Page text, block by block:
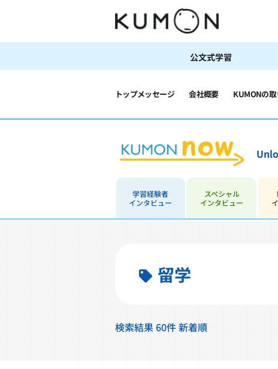
公文式学習
トップメッセージ 会社概要 KUMONの取
学習経験者
インタビュー
スペシャル
インタビュー
留学
検索結果 60件 新着順